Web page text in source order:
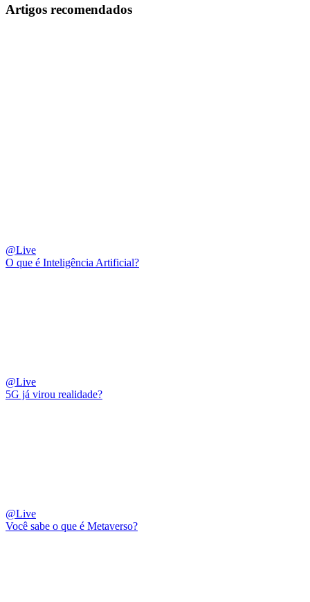
Artigos recomendados
@Live
O que é Inteligência Artificial?
@Live
5G já virou realidade?
@Live
Você sabe o que é Metaverso?